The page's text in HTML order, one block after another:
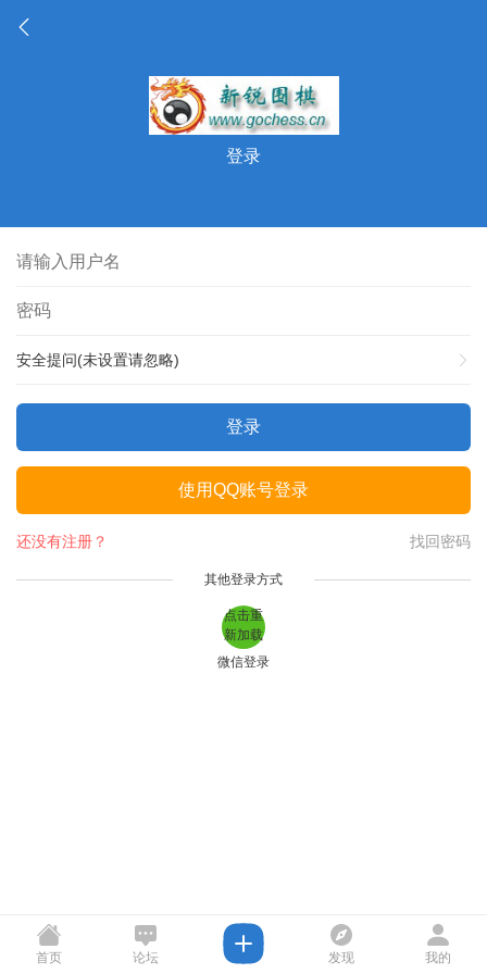
登录
安全提问(未设置请忽略)
登录
使用QQ账号登录
找回密码
还没有注册？
其他登录方式
点击重
新加载
微信登录
首页 论坛 发现 我的